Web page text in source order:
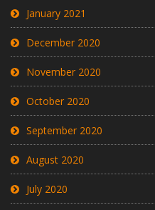
January 2021
December 2020
November 2020
October 2020
September 2020
August 2020
July 2020